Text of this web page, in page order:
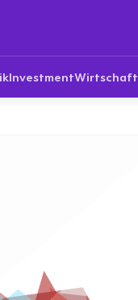
InvestmentWirtschaft